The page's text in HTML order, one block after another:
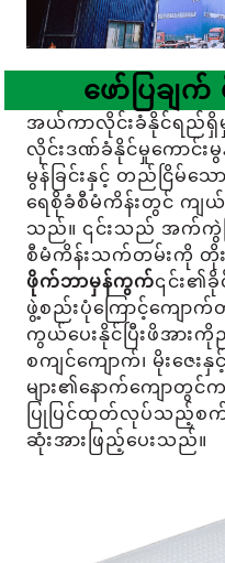
ဖော်ပြချက်
အယ်ကာလိုင်းခံနိုင်ရည်ရှိ
လိုင်းဒဏ်ခံနိုင်မှုကောင်းမွ
မွန်ခြင်းနှင့် တည်ငြိမ်သ
ရေစိုခံစီမံကိန်းတွင် ကျယ်
သည်။ ၎င်းသည် အက်ကွဲခ
စီမံကိန်းသက်တမ်းကို တိုး
ဖိုက်ဘာမှန်ကွက်၎င်း၏
ဖွဲ့စည်းပုံကြောင့်ကျောက်တုံ
ကွယ်ပေးနိုင်ပြီးဖိအား
စကျင်ကျောက်၊ မိုးဇေး
များ၏နောက်ကျောတွင်
ပြုပြင်ထုတ်လုပ်သည့်စ
ဆုံးအားဖြည့်ပေးသည်။